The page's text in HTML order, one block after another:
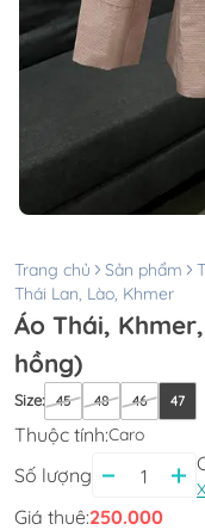
Trang chủ Sản phẩm
Thái Lan, Lào, Khmer
Áo Thái,
hồng)
Size: 45 48 46 47
Thuộc tính:Caro
Số lượng
Giá thuê:250.000